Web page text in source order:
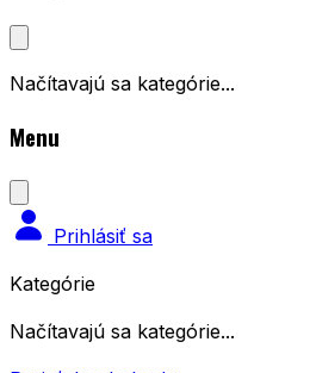
Načítavajú sa kategórie...
Menu
Prihlásiť sa
Kategórie
Načítavajú sa kategórie...